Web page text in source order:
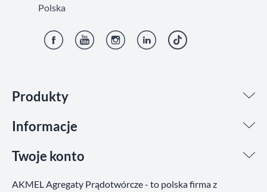
Produkty
Informacje
Twoje konto
Polska
AKMEL Agregaty Prądotwórcze - to polska firma z